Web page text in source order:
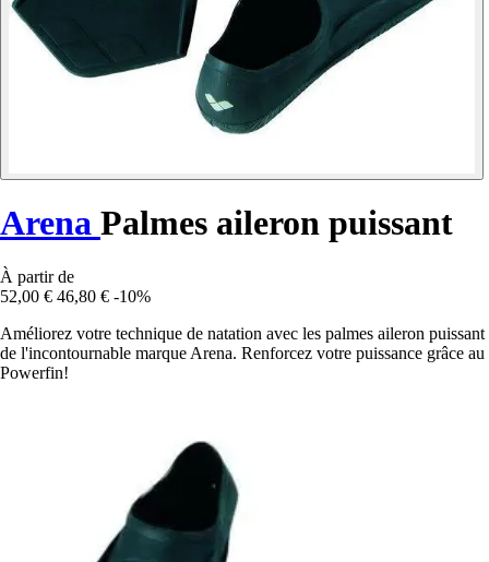
Arena Palmes aileron puissant
À partir de
52,00 € 46,80 € -10%
Améliorez votre technique de natation avec les palmes aileron puissant
de l'incontournable marque Arena. Renforcez votre puissance grâce au
Powerfin!